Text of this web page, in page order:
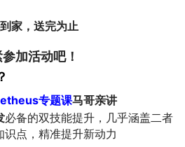
家，送完为止
加活动吧！
专题课马哥亲讲
必备的双技能提升，几乎涵盖二者
识点，精准提升新动力